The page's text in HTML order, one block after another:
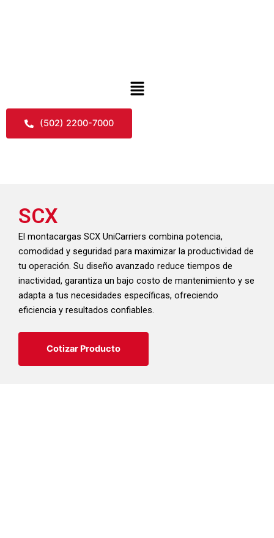
Menu
(502) 2200-7000
SCX
El montacargas SCX UniCarriers combina potencia,
comodidad y seguridad para maximizar la productividad de
tu operación. Su diseño avanzado reduce tiempos de
inactividad, garantiza un bajo costo de mantenimiento y se
adapta a tus necesidades específicas, ofreciendo
eficiencia y resultados confiables.
Cotizar Producto